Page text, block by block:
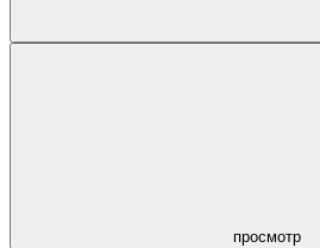
просмотр